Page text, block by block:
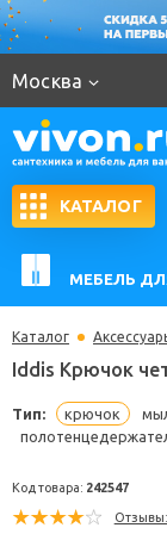
Москва
КАТАЛОГ
МЕБЕЛЬ
Каталог
Iddis Крючок